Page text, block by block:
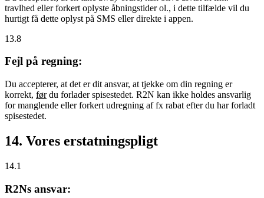
travlhed eller forkert oplyste åbningstider ol., i dette tilfælde vil du
hurtigt få dette oplyst på SMS eller direkte i appen.
13.8
Fejl på regning:
Du accepterer, at det er dit ansvar, at tjekke om din regning er
korrekt, førdu forlader spisestedet. R2N kan ikke holdes ansvarlig
for manglende eller forkert udregning af fx rabat efter du har forladt
spisestedet.
14. Vores erstatningspligt
14.1
R2Ns ansvar: